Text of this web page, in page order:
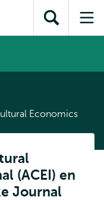
Direct naar
subnavigatieToon
zoekveld
Economics
(ACEI) en
Journal